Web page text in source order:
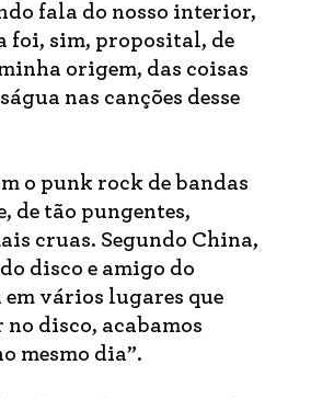
fala do nosso interior,
foi, sim, proposital, de
origem, das coisas
nas canções desse
o punk rock de bandas
de tão pungentes,
cruas. Segundo China,
disco e amigo do
vários lugares que
disco, acabamos
mesmo dia”.